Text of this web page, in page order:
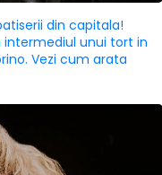
din capitala!
intermediul unui tort in
Vezi cum arata